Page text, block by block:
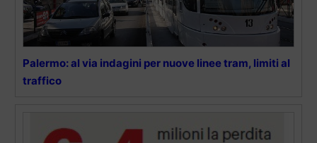
Palermo: al via indagini per nuove linee tram, limiti al
traffico